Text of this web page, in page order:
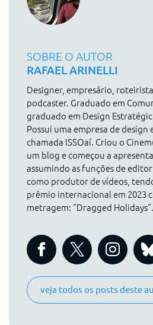
SOBRE O AUTOR
RAFAEL ARINELLI
Designer, empresário,
podcaster. Graduado em
graduado em Design
Possui uma empresa de
chamada ISSOaí. Criou o
um blog e começou a
assumindo as funções de
como produtor de vídeos,
prêmio internacional em 2023
metragem: “Dragged Holidays“.
veja todos os posts deste